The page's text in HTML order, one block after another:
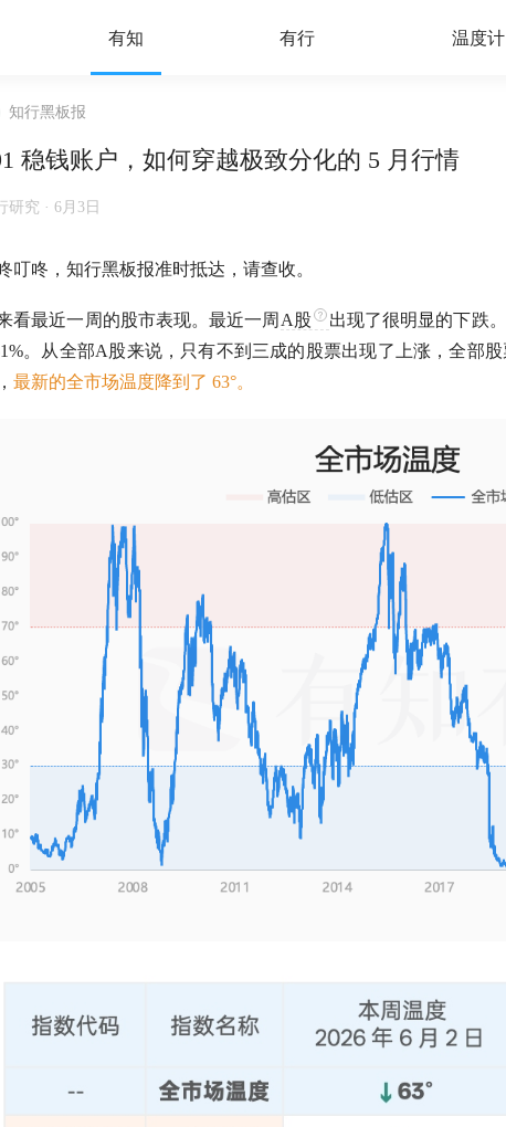
有知 有行 温度计
知行黑板报
稳钱账户，如何穿越极致分化的 5 月行情
研究 · 6月3日
叮咚，知行黑板报准时抵达，请查收。
看最近一周的股市表现。最近一周 A股
出现了很明显的下跌
。从全部A股来说，只有不到三成的股票出现了上涨，全部
最新的全市场温度降到了 63°。